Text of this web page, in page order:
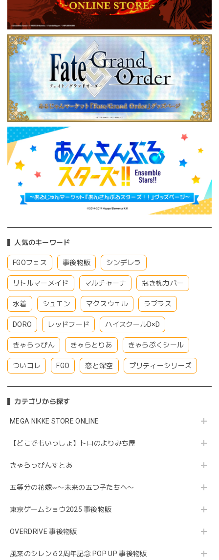
人気のキーワード
FGOフェス 事後物販 シンデレラ
リトルマーメイド マルチャーナ 抱き枕カバー
水着 シュエン マクスウェル ラプラス
DORO レッドフード ハイスクールD×D
きゃらっぴん きゃらとりあ きゃらぷくシール
ついコレ FGO 恋と深空 プリティーシリーズ
カテゴリから探す
MEGA NIKKE STORE ONLINE
【どこでもいっしょ】トロのよりみち屋
きゃらっぴんすとあ
五等分の花嫁∽〜未来の五つ子たちへ〜
東京ゲームショウ2025 事後物販
OVERDRIVE 事後物販
風来のシレン６2周年記念 POP UP 事後物販